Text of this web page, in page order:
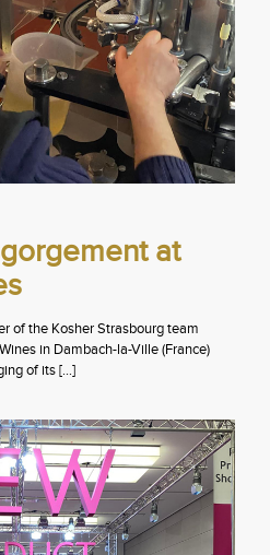
at
of the Kosher Strasbourg team
in Dambach-la-Ville (France)
of its[…]